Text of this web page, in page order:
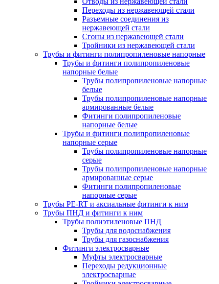
Переходы из нержавеющей стали
Разъемные соединения из
нержавеющей стали
Сгоны из нержавеющей стали
Тройники из нержавеющей стали
Трубы и фитинги полипропиленовые напорные
Трубы и фитинги полипропиленовые
напорные белые
Трубы полипропиленовые напорные
белые
Трубы полипропиленовые напорные
армированные белые
Фитинги полипропиленовые
напорные белые
Трубы и фитинги полипропиленовые
напорные серые
Трубы полипропиленовые напорные
серые
Трубы полипропиленовые напорные
армированные серые
Фитинги полипропиленовые
напорные серые
Трубы PE-RT и аксиальные фитинги к ним
Трубы ПНД и фитинги к ним
Трубы полиэтиленовые ПНД
Трубы для водоснабжения
Трубы для газоснабжения
Фитинги электросварные
Муфты электросварные
Переходы редукционные
электросварные